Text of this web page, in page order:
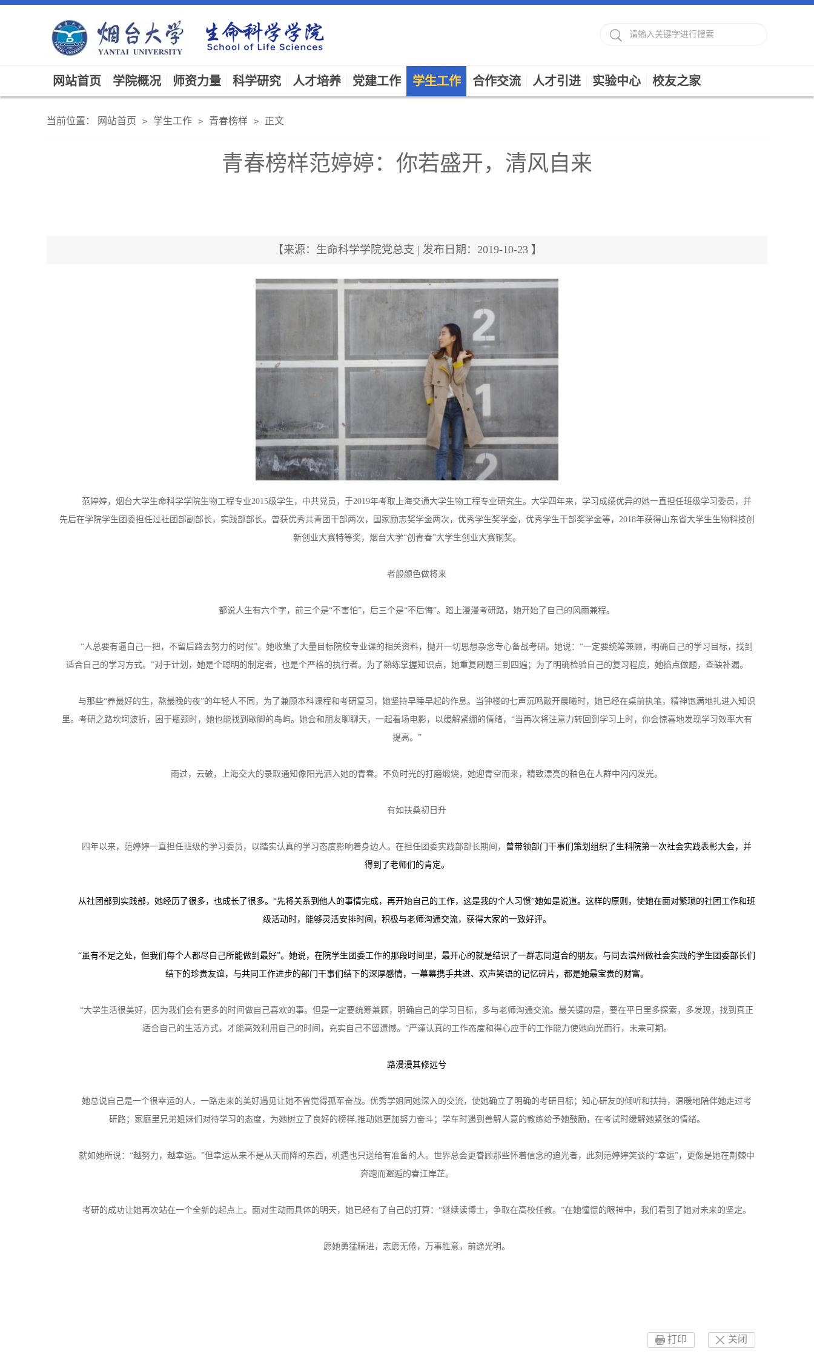
网站首页 学院概况 师资力量 科学研究 人才培养 党建工作 学生工作 合作交流 人才引进 实验中心 校友之家
当前位置： 网站首页 > 学生工作 > 青春榜样 > 正文
青春榜样范婷婷：你若盛开，清风自来
【来源：生命科学学院党总支 | 发布日期：2019-10-23 】
范婷婷，烟台大学生命科学学院生物工程专业2015级学生，中共党员，于2019年考取上海交通大学生物工程专业研究生。大学四年来，学习成绩优异的她一直担任班级学习委员，并
先后在学院学生团委担任过社团部副部长，实践部部长。曾获优秀共青团干部两次，国家励志奖学金两次，优秀学生奖学金，优秀学生干部奖学金等，2018年获得山东省大学生生物科技创
新创业大赛特等奖，烟台大学“创青春”大学生创业大赛铜奖。
者般颜色做将来
都说人生有六个字，前三个是“不害怕”，后三个是“不后悔”。踏上漫漫考研路，她开始了自己的风雨兼程。
“人总要有逼自己一把，不留后路去努力的时候”。她收集了大量目标院校专业课的相关资料，抛开一切思想杂念专心备战考研。她说：“一定要统筹兼顾，明确自己的学习目标，找到
适合自己的学习方式。”对于计划，她是个聪明的制定者，也是个严格的执行者。为了熟练掌握知识点，她重复刷题三到四遍；为了明确检验自己的复习程度，她掐点做题，查缺补漏。
与那些“养最好的生，熬最晚的夜”的年轻人不同，为了兼顾本科课程和考研复习，她坚持早睡早起的作息。当钟楼的七声沉鸣敲开晨曦时，她已经在桌前执笔，精神饱满地扎进入知识
里。考研之路坎坷波折，困于瓶颈时，她也能找到歇脚的岛屿。她会和朋友聊聊天，一起看场电影，以缓解紧绷的情绪，“当再次将注意力转回到学习上时，你会惊喜地发现学习效率大有
提高。”
雨过，云破，上海交大的录取通知像阳光洒入她的青春。不负时光的打磨煅烧，她迎青空而来，精致漂亮的釉色在人群中闪闪发光。
有如扶桑初日升
四年以来，范婷婷一直担任班级的学习委员，以踏实认真的学习态度影响着身边人。在担任团委实践部部长期间， 曾带领部门干事们策划组织了生科院第一次社会实践表彰大会，并
得到了老师们的肯定。
从社团部到实践部，她经历了很多，也成长了很多。“先将关系到他人的事情完成，再开始自己的工作，这是我的个人习惯”她如是说道。这样的原则，使她在面对繁琐的社团工作和班
级活动时，能够灵活安排时间，积极与老师沟通交流，获得大家的一致好评。
“虽有不足之处，但我们每个人都尽自己所能做到最好”。她说，在院学生团委工作的那段时间里，最开心的就是结识了一群志同道合的朋友。与同去滨州做社会实践的学生团委部长们
结下的珍贵友谊，与共同工作进步的部门干事们结下的深厚感情，一幕幕携手共进、欢声笑语的记忆碎片，都是她最宝贵的财富。
“大学生活很美好，因为我们会有更多的时间做自己喜欢的事。但是一定要统筹兼顾，明确自己的学习目标，多与老师沟通交流。最关键的是，要在平日里多探索，多发现，找到真正
适合自己的生活方式，才能高效利用自己的时间，充实自己不留遗憾。”严谨认真的工作态度和得心应手的工作能力使她向光而行，未来可期。
路漫漫其修远兮
她总说自己是一个很幸运的人，一路走来的美好遇见让她不曾觉得孤军奋战。优秀学姐同她深入的交流，使她确立了明确的考研目标；知心研友的倾听和扶持，温暖地陪伴她走过考
研路； 家庭里兄弟姐妹们对待学习的态度，为她树立了良好的榜样,推动她更加努力奋斗；学车时遇到善解人意的教练给予她鼓励，在考试时缓解她紧张的情绪。
就如她所说：“越努力，越幸运。”但幸运从来不是从天而降的东西，机遇也只送给有准备的人。世界总会更眷顾那些怀着信念的追光者，此刻范婷婷笑谈的“幸运”，更像是她在荆棘中
奔跑而邂逅的春江岸芷。
考研的成功让她再次站在一个全新的起点上。面对生动而具体的明天，她已经有了自己的打算：“继续读博士，争取在高校任教。”在她憧憬的眼神中，我们看到了她对未来的坚定。
愿她勇猛精进，志愿无倦，万事胜意，前途光明。
关闭
打印